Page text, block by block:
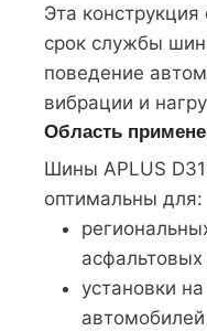
Эта
срок службы
поведение
вибрации и
Область
Шины APLUS
оптимальны для:
установки